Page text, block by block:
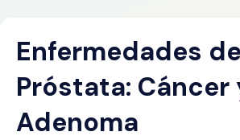
Enfermedades
Próstata: Cáncer
Adenoma